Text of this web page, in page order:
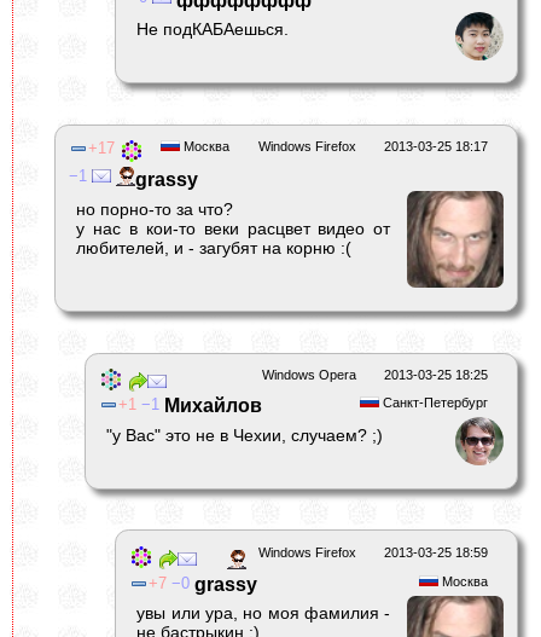
Не подКАБАешься.
2013-03-25 18:17
Windows Firefox
Москва
17
1
grassy
но порно-то за что?
у нас в кои-то веки расцвет видео от
любителей, и - загубят на корню :(
2013-03-25 18:25
Windows Opera
Санкт-Петербург
1 1 Михайлов
"у Вас" это не в Чехии, случаем? ;)
2013-03-25 18:59
Windows Firefox
Москва
7 0 grassy
увы или ура, но моя фамилия -
не бастрыкин :)